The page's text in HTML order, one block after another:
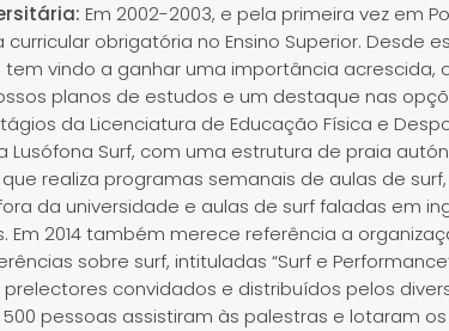
Em 2002-2003, e pela primeira vez em
obrigatória no Ensino Superior. Desde
tem vindo a ganhar uma importância acrescida,
planos de estudos e um destaque nas
da Licenciatura de Educação Física e
Lusófona Surf, com uma estrutura de praia
realiza programas semanais de aulas de
da universidade e aulas de surf faladas em
Em 2014 também merece referência a
sobre surf, intituladas “Surf e
convidados e distribuídos pelos
pessoas assistiram às palestras e lotaram